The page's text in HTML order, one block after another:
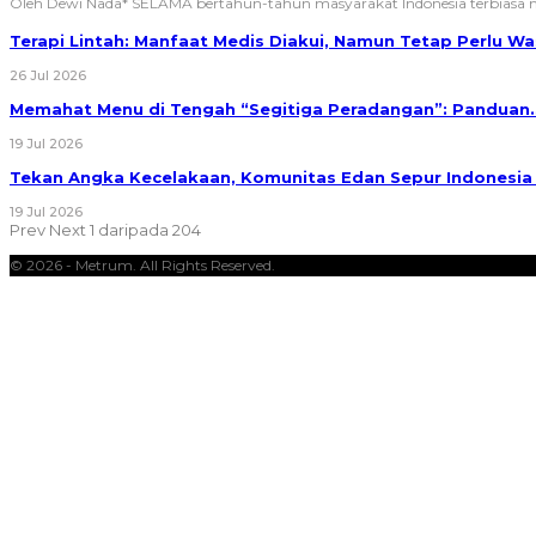
Terapi Lintah: Manfaat Medis Diakui, Namun Tetap Perlu
26 Jul 2026
Memahat Menu di Tengah “Segitiga Peradangan”:
19 Jul 2026
Tekan Angka Kecelakaan, Komunitas Edan Sepur
19 Jul 2026
Prev Next1 daripada 204
© 2026 - Metrum. All Rights Reserved.